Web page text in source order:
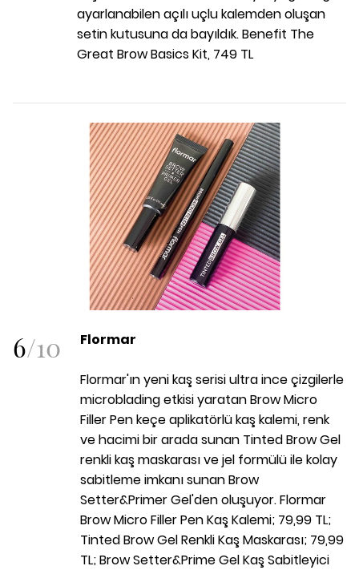
ayarlanabilen açılı uçlu kalemden oluşan
setin kutusuna da bayıldık. Benefit The
Great Brow Basics Kit, 749 TL
6/10 Flormar
Flormar'ın yeni kaş serisi ultra ince çizgilerle
microblading etkisi yaratan Brow Micro
Filler Pen keçe aplikatörlü kaş kalemi, renk
ve hacimi bir arada sunan Tinted Brow Gel
renkli kaş maskarası ve jel formülü ile kolay
sabitleme imkanı sunan Brow
Setter&Primer Gel'den oluşuyor. Flormar
Brow Micro Filler Pen Kaş Kalemi; 79,99 TL;
Tinted Brow Gel Renkli Kaş Maskarası; 79,99
TL; Brow Setter&Prime Gel Kaş Sabitleyici